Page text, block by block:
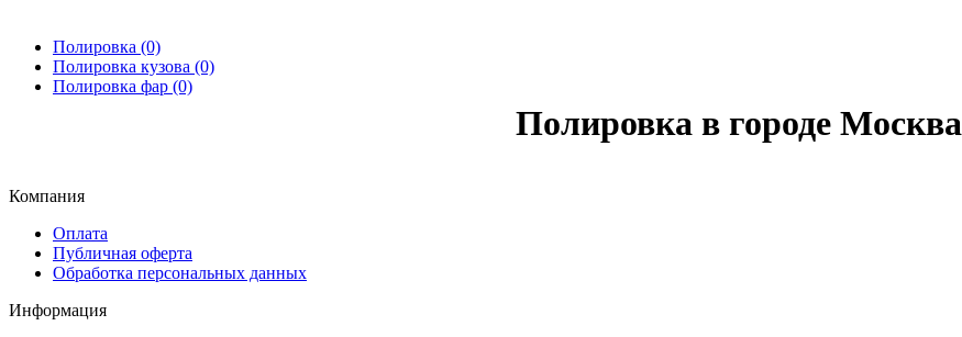
Полировка (0)
Полировка кузова (0)
Полировка фар (0)
Полировка в городе Москва
Компания
Оплата
Публичная оферта
Обработка персональных данных
Информация